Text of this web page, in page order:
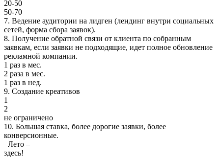
20-50
50-70
7. Ведение аудитории на лидген (лендинг внутри социальных
сетей, форма сбора заявок).
8. Получение обратной связи от клиента по собранным
заявкам, если заявки не подходящие, идет полное обновление
рекламной компании.
1 раз в мес.
2 раза в мес.
1 раз в нед.
9. Создание креативов
1
2
не ограничено
10. Большая ставка, более дорогие заявки, более
конверсионные.
Лето –
здесь!